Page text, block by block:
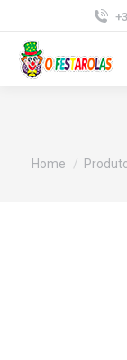
You are here:
Home